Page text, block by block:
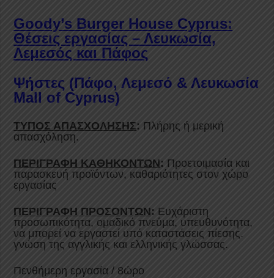
Goody’s Burger House Cyprus:
Θέσεις εργασίας – Λευκωσία,
Λεμεσός και Πάφος
Ψήστες (Πάφο, Λεμεσό & Λευκωσία
Mall of Cyprus)
ΤΥΠΟΣ ΑΠΑΣΧΟΛΗΣΗΣ: Πλήρης ή μερική
απασχόληση.
ΠΕΡΙΓΡΑΦΗ ΚΑΘΗΚΟΝΤΩΝ: Προετοιμασία και
παρασκευή προϊόντων, καθαριότητες στον χώρο
εργασίας
ΠΕΡΙΓΡΑΦΗ ΠΡΟΣΟΝΤΩΝ: Ευχάριστη
προσωπικότητα, ομαδικό πνεύμα, υπευθυνότητα,
να μπορεί να εργαστεί υπό καταστάσεις πίεσης.
γνώση της αγγλικής και ελληνικής γλώσσας.
Πενθήμερη εργασία / 8ώρο